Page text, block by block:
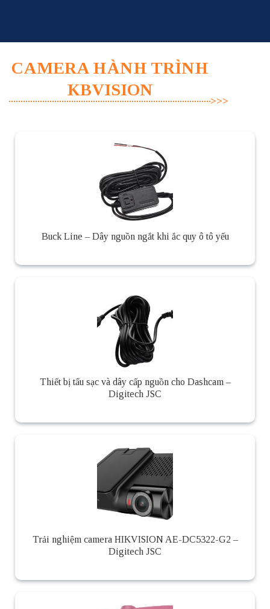
CAMERA HÀNH TRÌNH
KBVISION
Buck Line – Dây nguồn ngắt khi ắc quy ô tô yếu
Thiết bị tẩu sạc và dây cấp nguồn cho Dashcam –
Digitech JSC
Trải nghiệm camera HIKVISION AE-DC5322-G2 –
Digitech JSC